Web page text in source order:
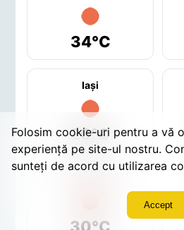
34°C
Iaşi
26°C
Folosim cookie-uri pentru a vă
experiență pe site-ul nostru.
sunteți de acord cu utilizarea
Accept